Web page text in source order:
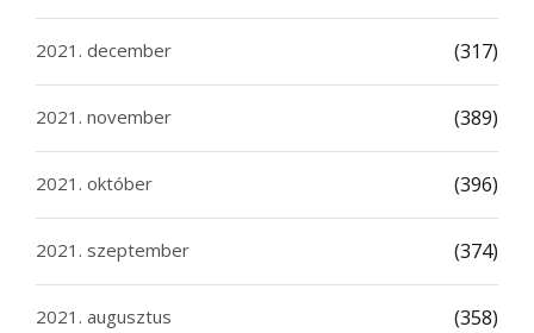
2021. december (317)
2021. november (389)
2021. október (396)
2021. szeptember (374)
2021. augusztus (358)